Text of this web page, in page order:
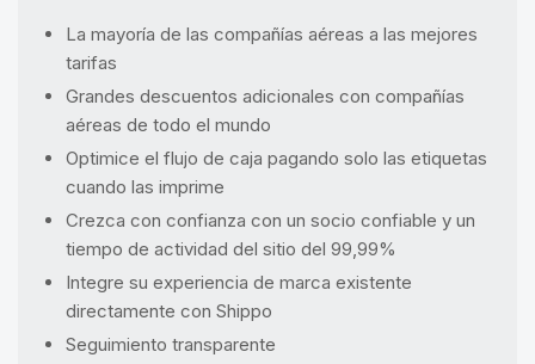
La mayoría de las compañías aéreas a las mejores
tarifas
Grandes descuentos adicionales con compañías
aéreas de todo el mundo
Optimice el flujo de caja pagando solo las etiquetas
cuando las imprime
Crezca con confianza con un socio confiable y un
tiempo de actividad del sitio del 99,99%
Integre su experiencia de marca existente
directamente con Shippo
Seguimiento transparente